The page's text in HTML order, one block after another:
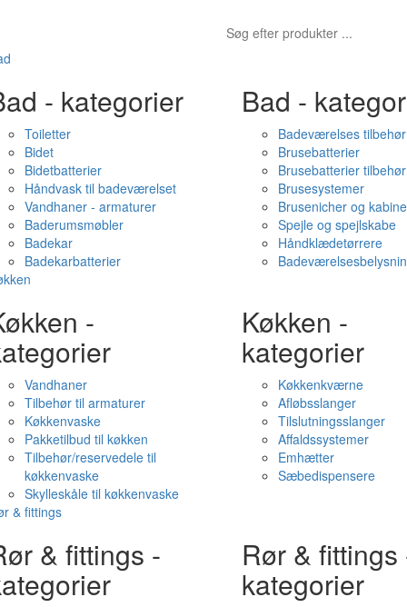
- kategorier
Toiletter
Bidet
Bidetbatterier
Håndvask til badeværelset
Vandhaner - armaturer
Baderumsmøbler
Badekar
Badekarbatterier
Bad -
Badeværelses tilbehør
Brusebatterier
Brusebatterier tilbehør
Brusesystemer
Brusenicher og
Spejle og spejlskabe
Håndklædetørrere
-
Vandhaner
Tilbehør til armaturer
Køkkenvaske
Pakketilbud til køkken
Tilbehør/reservedele til
køkkenvaske
Skylleskåle til køkkenvaske
Køkken -
kategorier
Køkkenkværne
Afløbsslanger
Tilslutningsslanger
Affaldssystemer
Emhætter
Sæbedispensere
& fittings
& fittings - Rør & fittings
kategorier